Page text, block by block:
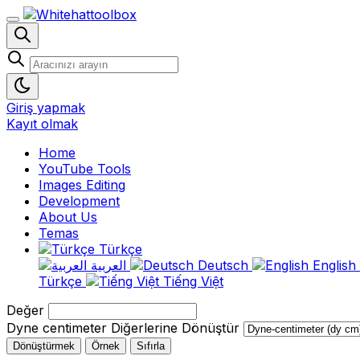
Giriş yapmak
Kayıt olmak
Home
YouTube Tools
Images Editing
Development
About Us
Temas
Türkçe
Deutsch English
Türkçe
Tiếng Việt
Değer
Dyne centimeter Diğerlerine Dönüştür
Dönüştürmek Örnek Sıfırla